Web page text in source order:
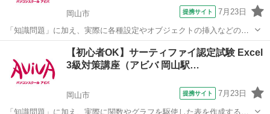
岡山市 提携サイト 7月23日
「知識問題」に加え、実際に各種設定やオブジェクトの挿入などの機
能を駆使した文書を作成する「実技問題」を解くことで、実践的な能
力を証明できる資格制度の、3級対策講座です。
その他
【初心者OK】サーティファイ認定試験 Excel
3級対策講座（アビバ 岡山駅…
岡山市 提携サイト 7月23日
「知識問題」に加え、実際に関数やグラフを駆使した表を作成する